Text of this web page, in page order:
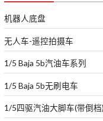
机器人底盘
无人车-遥控拍摄车
1/5 Baja 5b汽油车系列
1/5 Baja 5b无刷电车
1/5四驱汽油大脚车(带倒档)